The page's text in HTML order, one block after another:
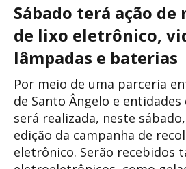
Sábado terá ação
de lixo eletrônico,
lâmpadas e baterias
Por meio de uma parceria
de Santo Ângelo e
será realizada, neste
edição da campanha de
eletrônico. Serão recebidos